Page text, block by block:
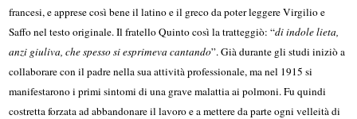
francesi, e apprese così bene il latino e il greco da poter leggere Virgilio e
Saffo nel testo originale. Il fratello Quinto così la tratteggiò: “di indole lieta,
anzi giuliva, che spesso si esprimeva cantando”. Già durante gli studi iniziò a
collaborare con il padre nella sua attività professionale, ma nel 1915 si
manifestarono i primi sintomi di una grave malattia ai polmoni. Fu quindi
costretta forzata ad abbandonare il lavoro e a mettere da parte ogni velleità di